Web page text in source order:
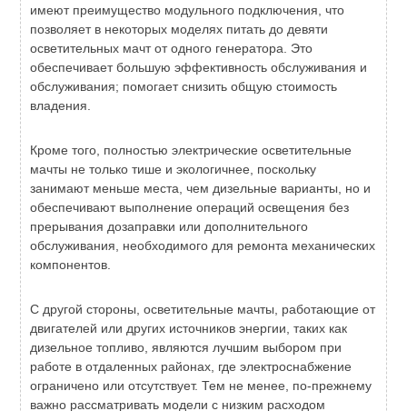
имеют преимущество модульного подключения, что
позволяет в некоторых моделях питать до девяти
осветительных мачт от одного генератора. Это
обеспечивает большую эффективность обслуживания и
обслуживания; помогает снизить общую стоимость
владения.
Кроме того, полностью электрические осветительные
мачты не только тише и экологичнее, поскольку
занимают меньше места, чем дизельные варианты, но и
обеспечивают выполнение операций освещения без
прерывания дозаправки или дополнительного
обслуживания, необходимого для ремонта механических
компонентов.
С другой стороны, осветительные мачты, работающие от
двигателей или других источников энергии, таких как
дизельное топливо, являются лучшим выбором при
работе в отдаленных районах, где электроснабжение
ограничено или отсутствует. Тем не менее, по-прежнему
важно рассматривать модели с низким расходом